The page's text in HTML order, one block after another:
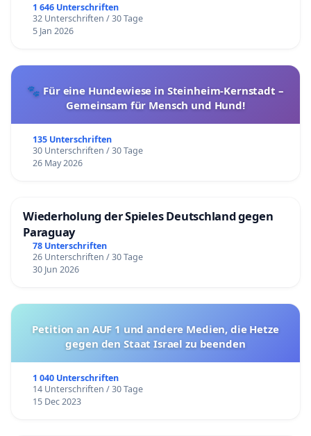
1 646 Unterschriften
32 Unterschriften / 30 Tage
5 Jan 2026
🐾 Für eine Hundewiese in Steinheim-Kernstadt –
Gemeinsam für Mensch und Hund!
135 Unterschriften
30 Unterschriften / 30 Tage
26 May 2026
Wiederholung der Spieles Deutschland gegen
Paraguay
78 Unterschriften
26 Unterschriften / 30 Tage
30 Jun 2026
Petition an AUF 1 und andere Medien, die Hetze
gegen den Staat Israel zu beenden
1 040 Unterschriften
14 Unterschriften / 30 Tage
15 Dec 2023